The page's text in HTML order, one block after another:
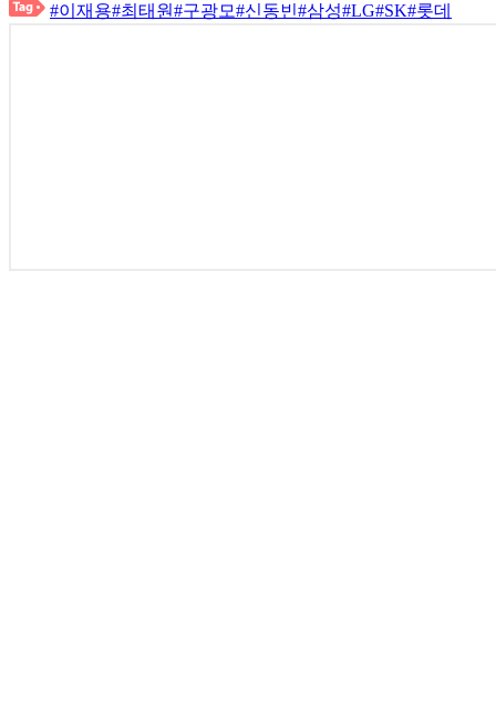
#이재용#최태원#구광모#신동빈#삼성#LG#SK#롯데